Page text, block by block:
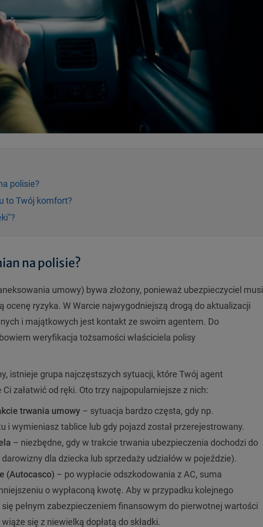
polisie?
to Twój komfort?
na polisie?
umowy) bywa złożony, ponieważ ubezpieczyciel musi
ocenę ryzyka. W Warcie najwygodniejszą drogą do aktualizacji
i majątkowych jest kontakt ze swoim agentem. Do
weryfikacja tożsamości właściciela polisy
istnieje grupa najczęstszych sytuacji, które Twój agent
załatwić od ręki. Oto trzy najpopularniejsze z nich:
trwania umowy – sytuacja bardzo częsta, gdy np.
i wymieniasz tablice lub gdy pojazd został przerejestrowany.
– niezbędne, gdy w trakcie trwania ubezpieczenia dochodzi do
dla dziecka lub sprzedaży udziałów w pojeździe).
(Autocasco) – po wypłacie odszkodowania z AC, suma
o wypłaconą kwotę. Aby w przypadku kolejnego
pełnym zabezpieczeniem finansowym do pierwotnej wartości
się z niewielką dopłatą do składki.